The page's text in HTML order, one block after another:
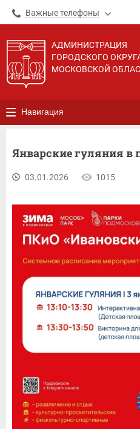
Важные телефоны
АДМИНИСТРАЦИЯ
ГОРОДСКОГО
МОСКОВСКОЙ
Навигация
Январские гуляния в
03.01.2026 1015